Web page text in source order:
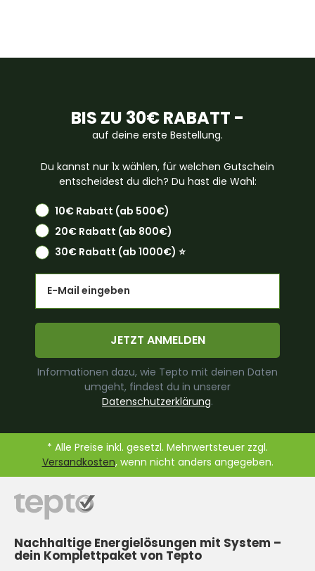
BIS ZU 30€ RABATT -
auf deine erste Bestellung.
Du kannst nur 1x wählen, für welchen Gutschein
entscheidest du dich? Du hast die Wahl:
10€ Rabatt (ab 500€)
20€ Rabatt (ab 800€)
30€ Rabatt (ab 1000€) ⭐️
JETZT ANMELDEN
Informationen dazu, wie Tepto mit deinen Daten
umgeht, findest du in unserer
Datenschutzerklärung.
* Alle Preise inkl. gesetzl. Mehrwertsteuer zzgl.
Versandkosten, wenn nicht anders angegeben.
Nachhaltige Energielösungen mit System –
dein Komplettpaket von Tepto